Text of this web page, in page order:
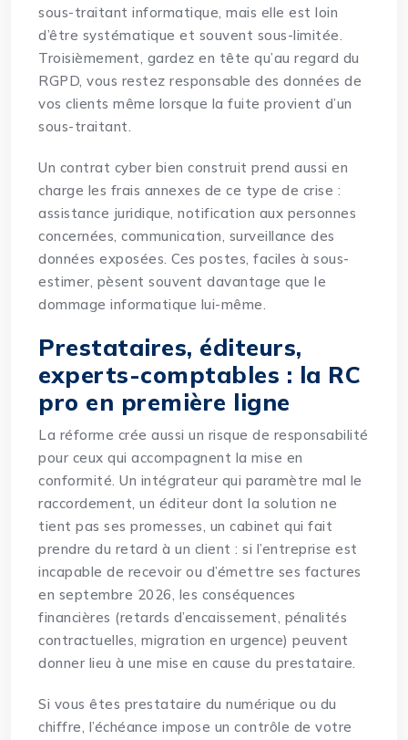
sous-traitant informatique, mais elle est loin
d’être systématique et souvent sous-limitée.
Troisièmement, gardez en tête qu’au regard du
RGPD, vous restez responsable des données de
vos clients même lorsque la fuite provient d’un
sous-traitant.
Un contrat cyber bien construit prend aussi en
charge les frais annexes de ce type de crise :
assistance juridique, notification aux personnes
concernées, communication, surveillance des
données exposées. Ces postes, faciles à sous-
estimer, pèsent souvent davantage que le
dommage informatique lui-même.
Prestataires, éditeurs,
experts-comptables : la RC
pro en première ligne
La réforme crée aussi un risque de responsabilité
pour ceux qui accompagnent la mise en
conformité. Un intégrateur qui paramètre mal le
raccordement, un éditeur dont la solution ne
tient pas ses promesses, un cabinet qui fait
prendre du retard à un client : si l’entreprise est
incapable de recevoir ou d’émettre ses factures
en septembre 2026, les conséquences
financières (retards d’encaissement, pénalités
contractuelles, migration en urgence) peuvent
donner lieu à une mise en cause du prestataire.
Si vous êtes prestataire du numérique ou du
chiffre, l’échéance impose un contrôle de votre